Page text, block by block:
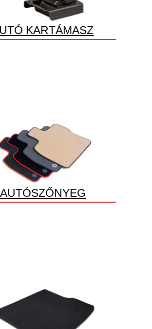
KARTÁMASZ
AUTÓSZŐNYEG